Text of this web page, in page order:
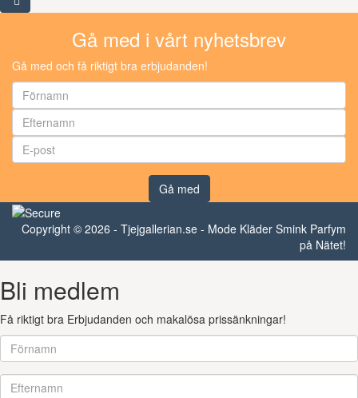
Gå med i vårt nyhetsbrev
Gå med och få riktigt bra erbjudanden!
Gå med
Copyright © 2026 - Tjejgallerian.se - Mode Kläder Smink Parfym
på Nätet!
Bli medlem
Få riktigt bra Erbjudanden och makalösa prissänkningar!